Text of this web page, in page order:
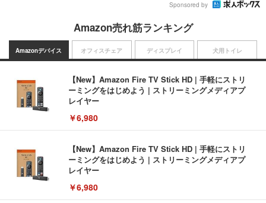
Sponsored by
Amazon売れ筋ランキング
Amazonデバイス
【New】Amazon Fire TV Stick HD | 手軽にストリ
ーミングをはじめよう | ストリーミングメディアプ
レイヤー
￥6,980
【New】Amazon Fire TV Stick HD | 手軽にストリ
ーミングをはじめよう | ストリーミングメディアプ
レイヤー
￥6,980
オフィスチェア ディスプレイ 犬用トイレ